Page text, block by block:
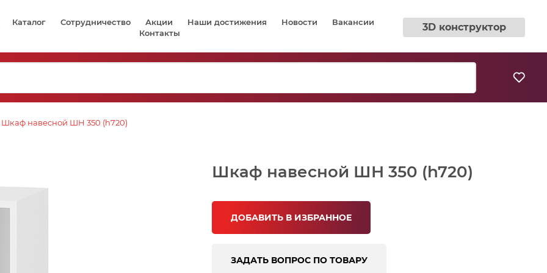
Каталог Сотрудничество Акции Наши достижения Новости
Вакансии
Контакты
3D конструктор
Шкаф навесной ШН 350 (h720)
Шкаф навесной ШН 350 (h720)
ДОБАВИТЬ В ИЗБРАННОЕ
ЗАДАТЬ ВОПРОС ПО ТОВАРУ